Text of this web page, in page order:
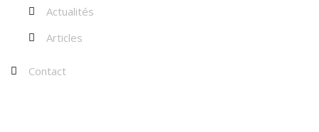
Actualités
Articles
Contact